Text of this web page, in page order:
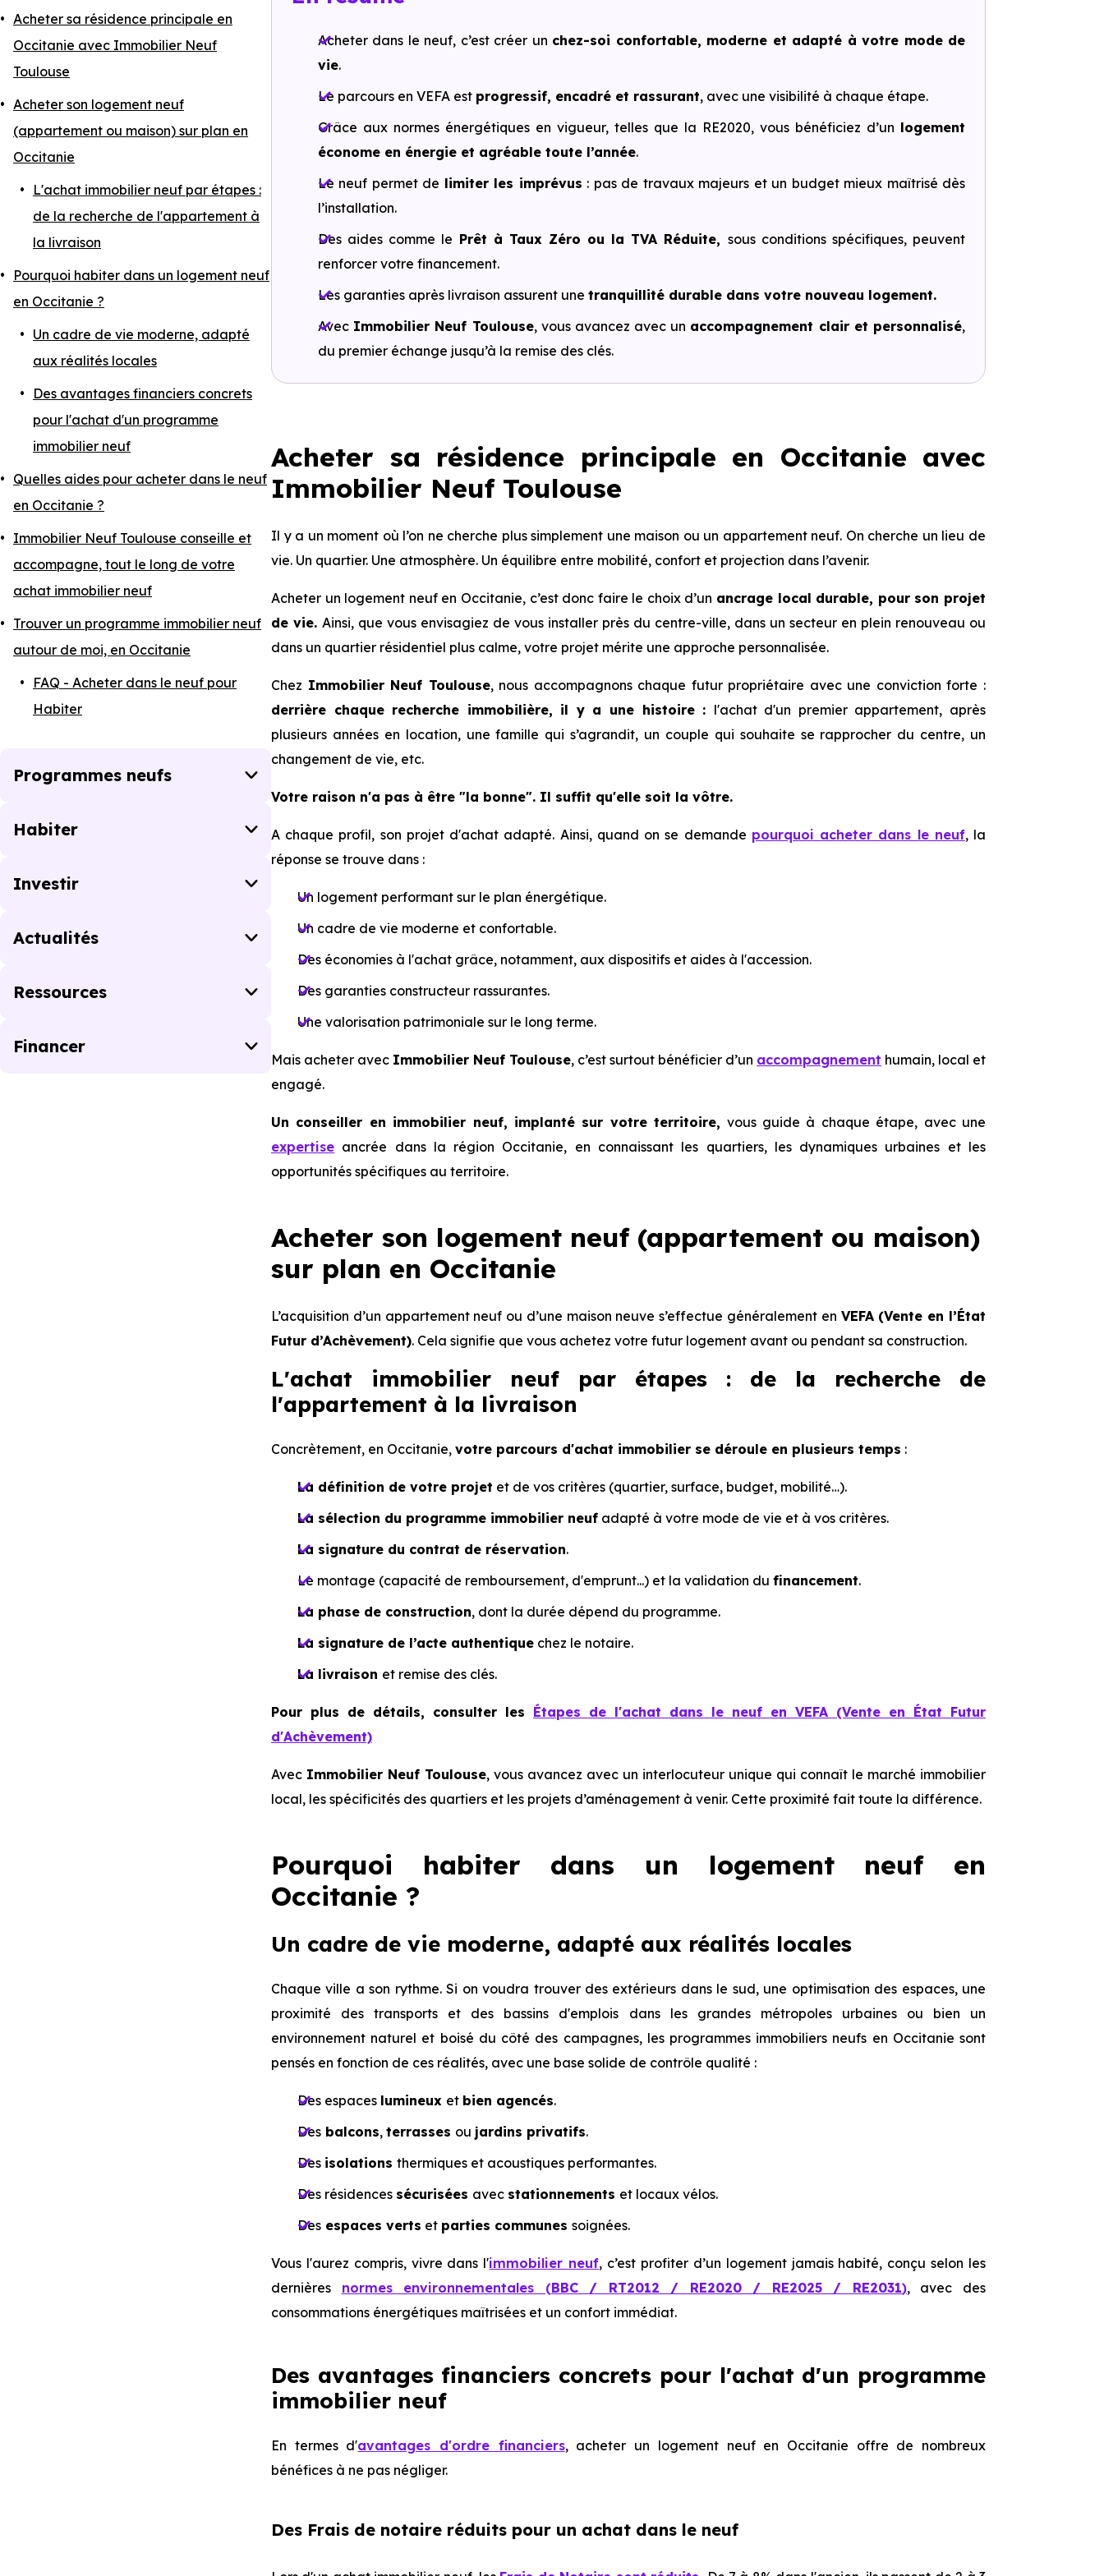
Acheter sa résidence principale en
Occitanie avec Immobilier Neuf
Toulouse
Acheter son logement neuf
(appartement ou maison) sur plan en
Occitanie
L'achat immobilier neuf par étapes :
de la recherche de l'appartement à
la livraison
Pourquoi habiter dans un logement neuf
en Occitanie ?
Un cadre de vie moderne, adapté
aux réalités locales
Des avantages financiers concrets
pour l'achat d'un programme
immobilier neuf
Quelles aides pour acheter dans le neuf
en Occitanie ?
Immobilier Neuf Toulouse conseille et
accompagne, tout le long de votre
achat immobilier neuf
Trouver un programme immobilier neuf
autour de moi, en Occitanie
FAQ - Acheter dans le neuf pour
Habiter
Programmes neufs
Habiter
Investir
Actualités
Ressources
Financer
Acheter dans le neuf, c’est créer un chez-soi confortable, moderne et adapté à votre mode de
vie.
Le parcours en VEFA est progressif, encadré et rassurant, avec une visibilité à chaque étape.
Grâce aux normes énergétiques en vigueur, telles que la RE2020, vous bénéficiez d’un logement
économe en énergie et agréable toute l’année.
Le neuf permet de limiter les imprévus : pas de travaux majeurs et un budget mieux maîtrisé dès
l’installation.
Des aides comme le Prêt à Taux Zéro ou la TVA Réduite, sous conditions spécifiques, peuvent
renforcer votre financement.
Les garanties après livraison assurent une tranquillité durable dans votre nouveau logement.
Avec Immobilier Neuf Toulouse, vous avancez avec un accompagnement clair et personnalisé,
du premier échange jusqu’à la remise des clés.
Acheter sa résidence principale en Occitanie avec
Immobilier Neuf Toulouse
Il y a un moment où l’on ne cherche plus simplement une maison ou un appartement neuf. On cherche un lieu de
vie. Un quartier. Une atmosphère. Un équilibre entre mobilité, confort et projection dans l’avenir.
Acheter un logement neuf en Occitanie, c’est donc faire le choix d’un ancrage local durable, pour son projet
de vie. Ainsi, que vous envisagiez de vous installer près du centre-ville, dans un secteur en plein renouveau ou
dans un quartier résidentiel plus calme, votre projet mérite une approche personnalisée.
Chez Immobilier Neuf Toulouse, nous accompagnons chaque futur propriétaire avec une conviction forte :
derrière chaque recherche immobilière, il y a une histoire : l'achat d'un premier appartement, après
plusieurs années en location, une famille qui s’agrandit, un couple qui souhaite se rapprocher du centre, un
changement de vie, etc.
Votre raison n'a pas à être "la bonne". Il suffit qu'elle soit la vôtre.
A chaque profil, son projet d'achat adapté. Ainsi, quand on se demande pourquoi acheter dans le neuf, la
réponse se trouve dans :
Un logement performant sur le plan énergétique.
Un cadre de vie moderne et confortable.
Des économies à l'achat grâce, notamment, aux dispositifs et aides à l'accession.
Des garanties constructeur rassurantes.
Une valorisation patrimoniale sur le long terme.
Mais acheter avec Immobilier Neuf Toulouse, c’est surtout bénéficier d’un accompagnement humain, local et
engagé.
Un conseiller en immobilier neuf, implanté sur votre territoire, vous guide à chaque étape, avec une
expertise ancrée dans la région Occitanie, en connaissant les quartiers, les dynamiques urbaines et les
opportunités spécifiques au territoire.
Acheter son logement neuf (appartement ou maison)
sur plan en Occitanie
L’acquisition d’un appartement neuf ou d’une maison neuve s’effectue généralement en VEFA (Vente en l’État
Futur d’Achèvement). Cela signifie que vous achetez votre futur logement avant ou pendant sa construction.
L'achat immobilier neuf par étapes : de la recherche de
l'appartement à la livraison
Concrètement, en Occitanie, votre parcours d'achat immobilier se déroule en plusieurs temps :
La définition de votre projet et de vos critères (quartier, surface, budget, mobilité…).
La sélection du programme immobilier neuf adapté à votre mode de vie et à vos critères.
La signature du contrat de réservation.
Le montage (capacité de remboursement, d'emprunt...) et la validation du financement.
La phase de construction, dont la durée dépend du programme.
La signature de l’acte authentique chez le notaire.
La livraison et remise des clés.
Pour plus de détails, consulter les Étapes de l'achat dans le neuf en VEFA (Vente en État Futur
d'Achèvement)
Avec Immobilier Neuf Toulouse, vous avancez avec un interlocuteur unique qui connaît le marché immobilier
local, les spécificités des quartiers et les projets d’aménagement à venir. Cette proximité fait toute la différence.
Pourquoi habiter dans un logement neuf en
Occitanie ?
Un cadre de vie moderne, adapté aux réalités locales
Chaque ville a son rythme. Si on voudra trouver des extérieurs dans le sud, une optimisation des espaces, une
proximité des transports et des bassins d'emplois dans les grandes métropoles urbaines ou bien un
environnement naturel et boisé du côté des campagnes, les programmes immobiliers neufs en Occitanie sont
pensés en fonction de ces réalités, avec une base solide de contrôle qualité :
Des espaces lumineux et bien agencés.
Des balcons, terrasses ou jardins privatifs.
Des isolations thermiques et acoustiques performantes.
Des résidences sécurisées avec stationnements et locaux vélos.
Des espaces verts et parties communes soignées.
Vous l'aurez compris, vivre dans l'immobilier neuf, c’est profiter d’un logement jamais habité, conçu selon les
dernières normes environnementales (BBC / RT2012 / RE2020 / RE2025 / RE2031), avec des
consommations énergétiques maîtrisées et un confort immédiat.
Des avantages financiers concrets pour l'achat d'un programme
immobilier neuf
En termes d'avantages d'ordre financiers, acheter un logement neuf en Occitanie offre de nombreux
bénéfices à ne pas négliger.
Des Frais de notaire réduits pour un achat dans le neuf